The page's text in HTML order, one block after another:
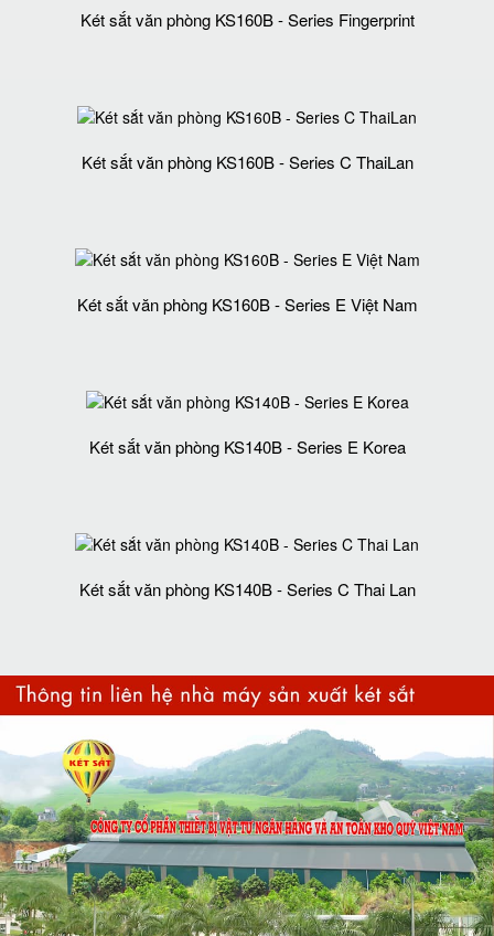
Két sắt văn phòng KS160B - Series Fingerprint
Két sắt văn phòng KS160B - Series C ThaiLan
Két sắt văn phòng KS160B - Series E Việt Nam
Két sắt văn phòng KS140B - Series E Korea
Két sắt văn phòng KS140B - Series C Thai Lan